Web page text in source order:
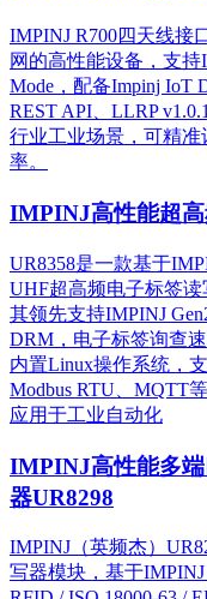
IMPINJ R700四天线接
网的高性能设备，支持
Mode，配备Impinj IoT
REST API、LLRP
行业工业场景，可精
率。
IMPINJ高性能超
UR8358是一款基于
UHF超高频电子标签读
其领先支持IMPINJ
DRM，电子标签询查
内置Linux操作系统，
Modbus RTU、MQTT
应用于工业自动化
IMPINJ高性能多
器UR8298
IMPINJ（英频杰）
写器模块，基于